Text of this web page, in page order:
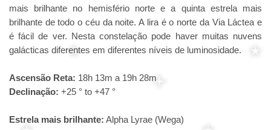
mais brilhante no hemisfério norte e a quinta estrela mais
brilhante de todo o céu da noite. A lira é o norte da Via Láctea e
é fácil de ver. Nesta constelação pode haver muitas nuvens
galácticas diferentes em diferentes níveis de luminosidade.
Ascensão Reta: 18h 13m a 19h 28m
Declinação: +25 ° to +47 °
Estrela mais brilhante: Alpha Lyrae (Wega)